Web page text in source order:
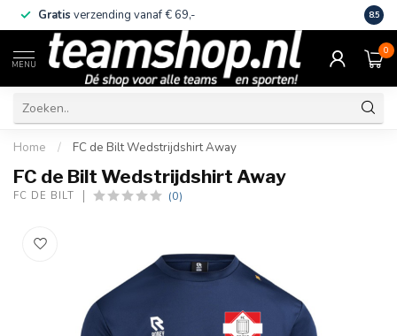
Gratis verzending vanaf € 69,- Eigen
8.5
MENU
0
Home / FC de Bilt Wedstrijdshirt Away
FC de Bilt Wedstrijdshirt Away
FC DE BILT (0)